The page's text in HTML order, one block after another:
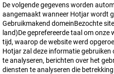
De volgende gegevens worden
aangemaakt wanneer Hotjar wordt
Gebruikmakend domeinBezochte
land)De geprefereerde taal om onze
tijd, waarop de website werd
Hotjar zal deze informatie
te analyseren, berichten over het
diensten te analyseren die